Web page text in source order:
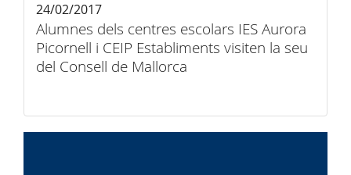
Alumnes dels centres escolars IES Aurora
Picornell i CEIP Establiments visiten la seu
del Consell de Mallorca
24/02/2017